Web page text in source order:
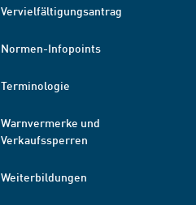
Vervielfältigungsantrag
Normen-Infopoints
Terminologie
Warnvermerke und
Verkaufssperren
Weiterbildungen